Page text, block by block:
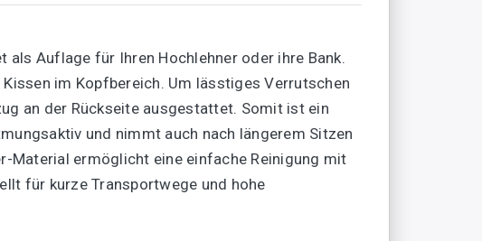
als Auflage für Ihren Hochlehner oder ihre Bank.
im Kopfbereich. Um lässtiges Verrutschen
an der Rückseite ausgestattet. Somit ist ein
und nimmt auch nach längerem Sitzen
Material ermöglicht eine einfache Reinigung mit
für kurze Transportwege und hohe